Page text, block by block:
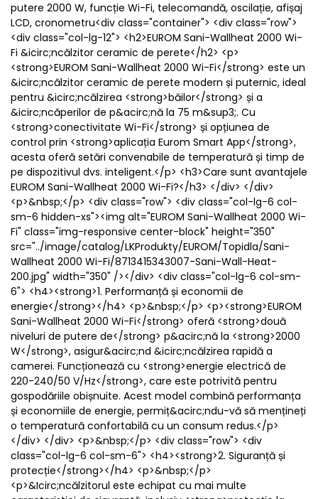
putere 2000 W, funcție Wi-Fi, telecomandă, oscilație, afișaj
LCD, cronometru<div class="container"> <div class="row">
<div class="col-lg-12"> <h2>EUROM Sani-Wallheat 2000 Wi-
Fi &icirc;ncălzitor ceramic de perete</h2> <p>
<strong>EUROM Sani-Wallheat 2000 Wi-Fi</strong> este un
&icirc;ncălzitor ceramic de perete modern și puternic, ideal
pentru &icirc;ncălzirea <strong>băilor</strong> și a
&icirc;ncăperilor de p&acirc;nă la 75 m&sup3;. Cu
<strong>conectivitate Wi-Fi</strong> și opțiunea de
control prin <strong>aplicația Eurom Smart App</strong>,
acesta oferă setări convenabile de temperatură și timp de
pe dispozitivul dvs. inteligent.</p> <h3>Care sunt avantajele
EUROM Sani-Wallheat 2000 Wi-Fi?</h3> </div> </div>
<p>&nbsp;</p> <div class="row"> <div class="col-lg-6 col-
sm-6 hidden-xs"><img alt="EUROM Sani-Wallheat 2000 Wi-
Fi" class="img-responsive center-block" height="350"
src="../image/catalog/LKProdukty/EUROM/Topidla/Sani-
Wallheat 2000 Wi-Fi/8713415343007-Sani-Wall-Heat-
200.jpg" width="350" /></div> <div class="col-lg-6 col-sm-
6"> <h4><strong>1. Performanță și economii de
energie</strong></h4> <p>&nbsp;</p> <p><strong>EUROM
Sani-Wallheat 2000 Wi-Fi</strong> oferă <strong>două
niveluri de putere de</strong> p&acirc;nă la <strong>2000
W</strong>, asigur&acirc;nd &icirc;ncălzirea rapidă a
camerei. Funcționează cu <strong>energie electrică de
220-240/50 V/Hz</strong>, care este potrivită pentru
gospodăriile obișnuite. Acest model combină performanța
și economiile de energie, permiț&acirc;ndu-vă să mențineți
o temperatură confortabilă cu un consum redus.</p>
</div> </div> <p>&nbsp;</p> <div class="row"> <div
class="col-lg-6 col-sm-6"> <h4><strong>2. Siguranță și
protecție</strong></h4> <p>&nbsp;</p>
<p>&Icirc;ncălzitorul este echipat cu mai multe